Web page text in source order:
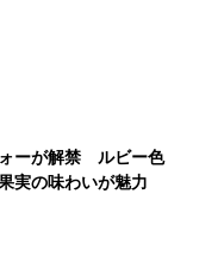
ーが解禁 ルビー色
実の味わいが魅力